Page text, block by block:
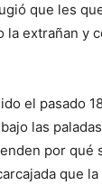
que les
extrañan y
el pasado
las
por qué
que